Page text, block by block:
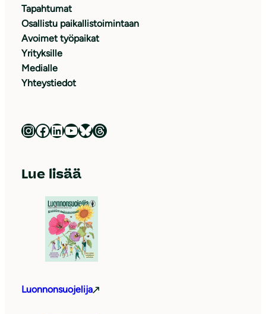
Tapahtumat
Osallistu paikallistoimintaan
Avoimet työpaikat
Yrityksille
Medialle
Yhteystiedot
Luonnonsuojeluliitto Instagramissa Luonnonsuojeluliitto Facebookissa Luonnonsuojeluliitto LinkedInissä Luonnonsuojeluliiton YouTube-kanava Luonnonsuojeluliitto Blueskyssa Luonnonsuojeluliitto Threadsissa
Lue lisää
Luonnonsuojelija